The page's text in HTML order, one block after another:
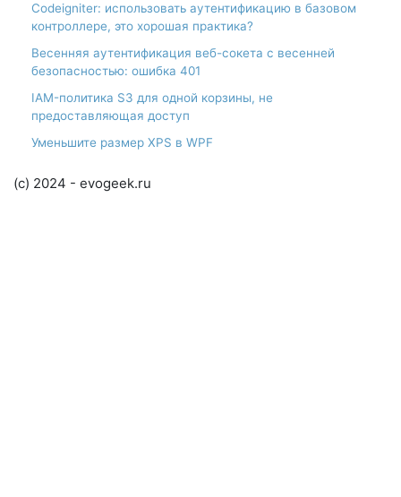
Codeigniter: использовать аутентификацию в базовом
контроллере, это хорошая практика?
Весенняя аутентификация веб-сокета с весенней
безопасностью: ошибка 401
IAM-политика S3 для одной корзины, не
предоставляющая доступ
Уменьшите размер XPS в WPF
(c) 2024 - evogeek.ru